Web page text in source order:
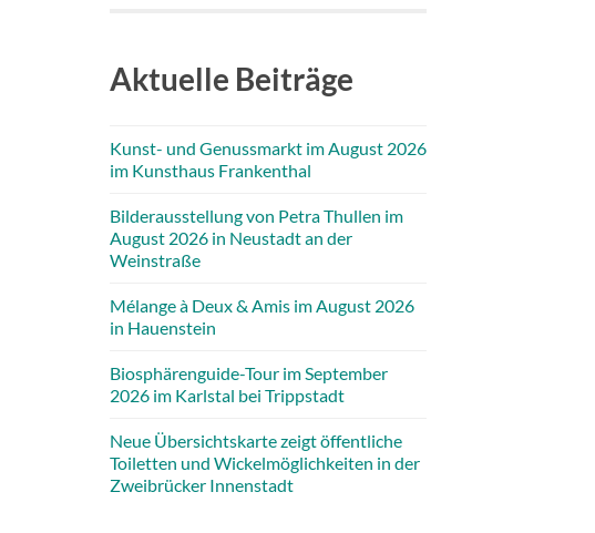
Aktuelle Beiträge
Kunst- und Genussmarkt im August 2026
im Kunsthaus Frankenthal
Bilderausstellung von Petra Thullen im
August 2026 in Neustadt an der
Weinstraße
Mélange à Deux & Amis im August 2026
in Hauenstein
Biosphärenguide-Tour im September
2026 im Karlstal bei Trippstadt
Neue Übersichtskarte zeigt öffentliche
Toiletten und Wickelmöglichkeiten in der
Zweibrücker Innenstadt